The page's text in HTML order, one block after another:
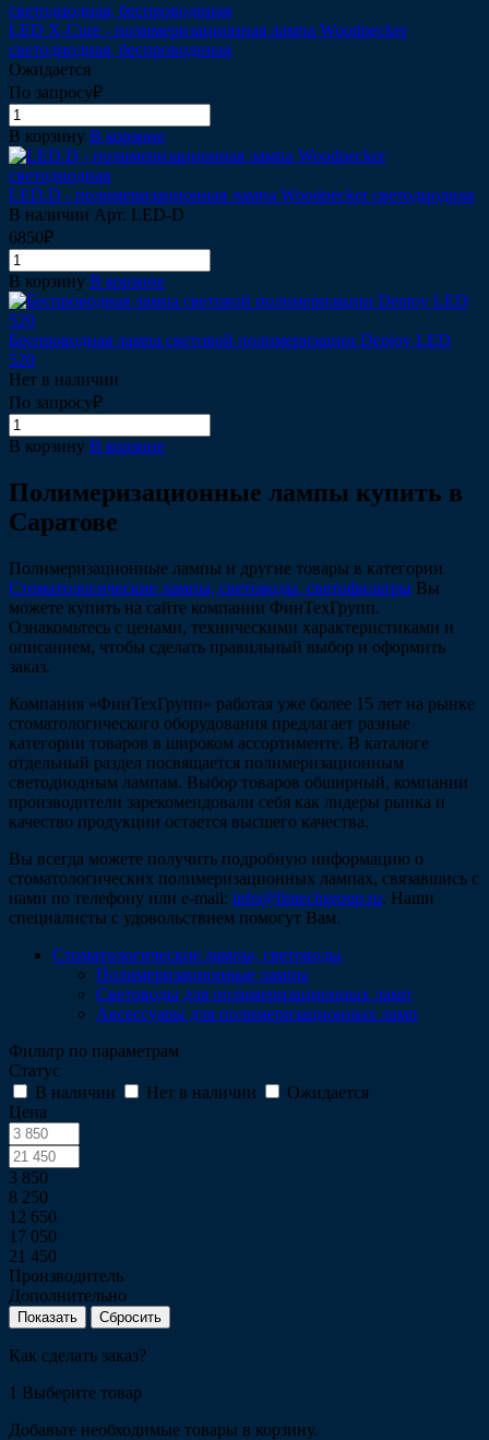
LED Х-Cure - полимеризационная лампа Woodpecker
светодиодная, беспроводнная
Ожидается
По запросу₽
В корзину В корзине
LED.D - полимеризационная лампа Woodpecker cветодиодная
В наличии Арт. LED-D
6850₽
В корзину В корзине
Беспроводная лампа световой полимеризации Denjoy LED
520
Нет в наличии
По запросу₽
В корзину В корзине
Полимеризационные лампы купить в
Саратове
Полимеризационные лампы и другие товары в категории
Cтоматологические лампы, световоды, светофильтры Вы
можете купить на сайте компании ФинТехГрупп.
Ознакомьтесь с ценами, техническими характеристиками и
описанием, чтобы сделать правильный выбор и оформить
заказ.
Компания «ФинТехГрупп» работая уже более 15 лет на рынке
стоматологического оборудования предлагает разные
категории товаров в широком ассортименте. В каталоге
отдельный раздел посвящается полимеризационным
светодиодным лампам. Выбор товаров обширный, компании
производители зарекомендовали себя как лидеры рынка и
качество продукции остается высшего качества.
Вы всегда можете получить подробную информацию о
стоматологических полимеризационных лампах, связавшись с
нами по телефону или e-mail: info@fintechgroup.ru. Наши
специалисты с удовольствием помогут Вам.
Стоматологические лампы, световоды
Полимеризационные лампы
Световоды для полимеризационных ламп
Аксессуары для полимеризационных ламп
Фильтр по параметрам
Статус
В наличии
Нет в наличии
Ожидается
Цена
3 850
8 250
12 650
17 050
21 450
Производитель
Дополнительно
Сбросить
Как сделать заказ?
1 Выберите товар
Добавьте необходимые товары в корзину.